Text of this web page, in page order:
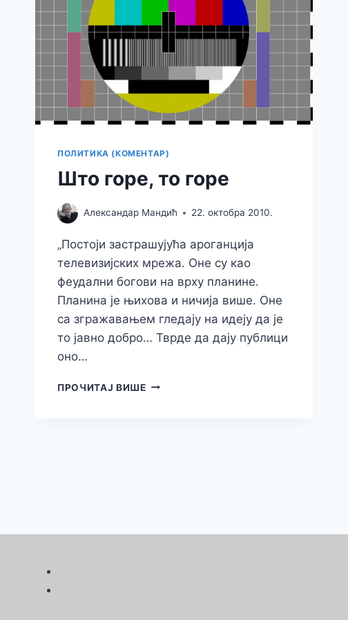
ПОЛИТИКА (КОМЕНТАР)
Што горе, то горе
Александар Мандић 22. октобра 2010.
„Постоји застрашујућа ароганција
телевизијских мрежа. Оне су као
феудални богови на врху планине.
Планина је њихова и ничија више. Оне
са згражавањем гледају на идеју да је
то јавно добро… Тврде да дају публици
оно…
ПРОЧИТАЈ ВИШЕШТО